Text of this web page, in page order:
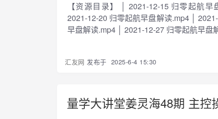
【资源目录】 │ 2021-12-15 归零起航
2021-12-20 归零起航早盘解读.mp4 │
早盘解读.mp4 │ 2021-12-27 归零起航早盘
汇友网 发布于 2025-6-4 15:30
量学大讲堂姜灵海48期 主控